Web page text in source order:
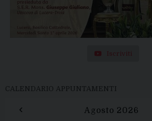
Iscriviti
CALENDARIO APPUNTAMENTI
‹ Agosto 2026